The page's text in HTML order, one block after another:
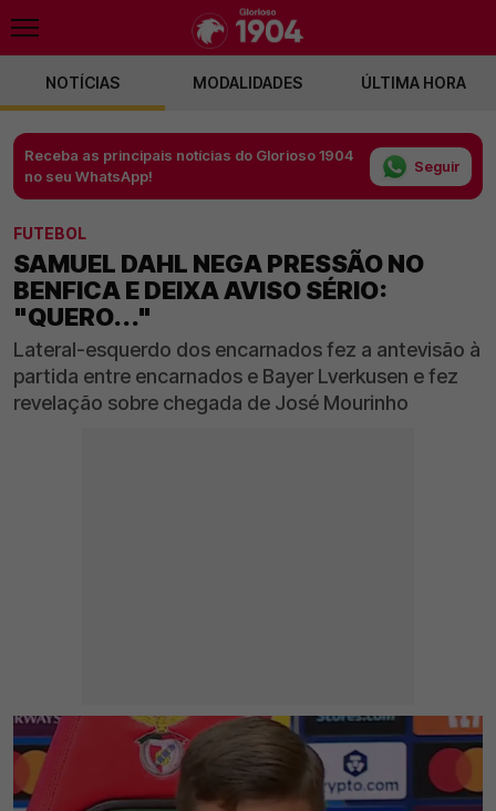
NOTÍCIAS MODALIDADES ÚLTIMA HORA
Receba as principais notícias do Glorioso 1904
no seu WhatsApp!
Seguir
FUTEBOL
SAMUEL DAHL NEGA PRESSÃO NO
BENFICA E DEIXA AVISO SÉRIO:
"QUERO..."
Lateral-esquerdo dos encarnados fez a antevisão à
partida entre encarnados e Bayer Lverkusen e fez
revelação sobre chegada de José Mourinho